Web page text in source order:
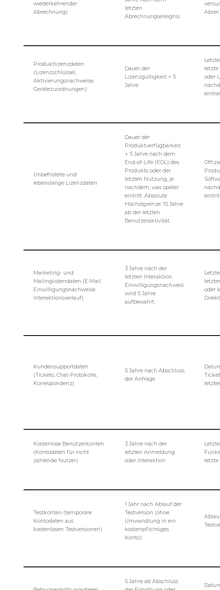
wiederkehrender
Abrechnung)
letzten
Abrechnungsereignis
Produktlizenzdaten
(Lizenzschlüssel,
Aktivierungsnachweise,
Gerätezuordnungen)
Dauer der
Lizenzgültigkeit + 5
Jahre
oder
Unbefristete und
lebenslange Lizenzdaten
Dauer der
Produktverfügbarkeit
+ 5 Jahre nach dem
End-of-Life (EOL) des
Produkts oder der
letzten Nutzung, je
nachdem, was später
eintritt. Absolute
Höchstgrenze: 15 Jahre
ab der letzten
Benutzeraktivität.
Marketing- und
Mailinglistendaten (E-Mail,
Einwilligungsnachweise,
Interaktionsverlauf)
3 Jahre nach der
letzten Interaktion.
Einwilligungsnachweis
wird 5 Jahre
aufbewahrt.
oder
Kundensupportdaten
(Tickets, Chat-Protokolle,
Korrespondenz)
5 Jahre nach Abschluss
der Anfrage
Kostenlose Benutzerkonten
(Kontodaten für nicht
zahlende Nutzer)
3 Jahre nach der
letzten Anmeldung
oder Interaktion
Testkonten (temporäre
Kontodaten aus
kostenlosen Testversionen)
1 Jahr nach Ablauf der
Testversion (ohne
Umwandlung in ein
kostenpflichtiges
Konto)
5 Jahre ab Abschluss